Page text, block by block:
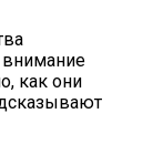
внимание
как они